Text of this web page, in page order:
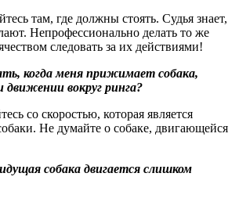
там, где должны стоять. Судья знает,
Непрофессионально делать то же
следовать за их действиями!
когда меня прижимает собака,
вокруг ринга?
со скоростью, которая является
Не думайте о собаке, двигающейся
собака двигается слишком